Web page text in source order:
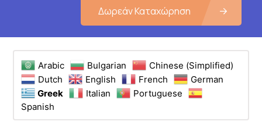
Δωρεάν Καταχώρηση
Arabic Bulgarian
Chinese (Simplified)
Dutch
English French
German
Greek
Italian
Portuguese
Spanish